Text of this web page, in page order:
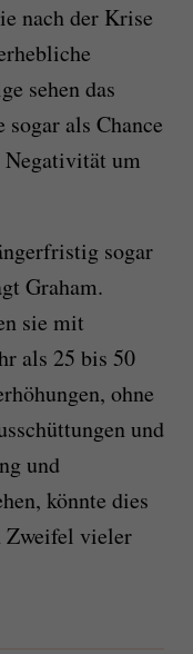
nach der Krise
sehen das
als Chance
Negativität um
sogar
Graham.
sie mit
als 25 bis 50
ohne
und
und
könnte dies
Zweifel vieler